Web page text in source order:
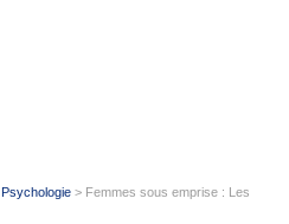
Psychologie > Femmes sous emprise : Les